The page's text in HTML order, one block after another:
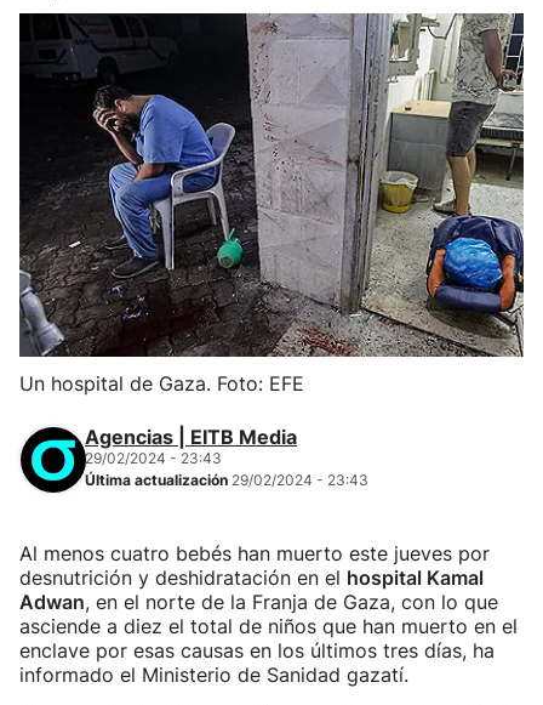
Un hospital de Gaza. Foto: EFE
Agencias | EITB Media
29/02/2024 - 23:43
Última actualización 29/02/2024 - 23:43
Al menos cuatro bebés han muerto este jueves por
desnutrición y deshidratación en el hospital Kamal
Adwan, en el norte de la Franja de Gaza, con lo que
asciende a diez el total de niños que han muerto en el
enclave por esas causas en los últimos tres días, ha
informado el Ministerio de Sanidad gazatí.